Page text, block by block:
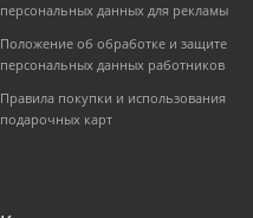
персональных данных для рекламы
Положение об обработке и защите
персональных данных работников
Правила покупки и использования
подарочных карт